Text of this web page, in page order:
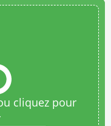
cliquez pour